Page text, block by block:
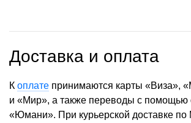
Доставка и оплата
К оплате принимаются карты «Виза»,
и «Мир», а также переводы с помощью
«Юмани». При курьерской доставке по